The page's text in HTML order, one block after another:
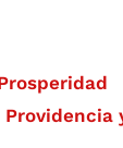
Providencia